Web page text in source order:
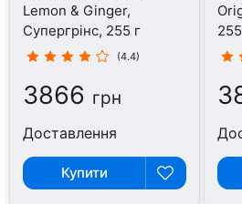
Lemon & Ginger,
Супергрінс, 255 г
(4.4)
3866 грн
Доставлення
Купити